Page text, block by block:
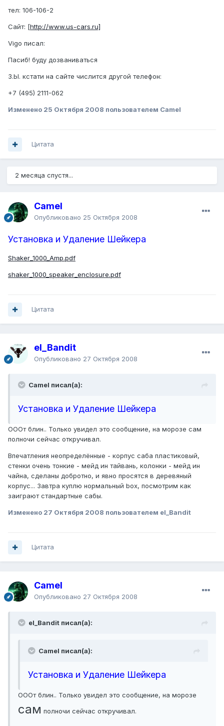
тел: 106-106-2
Сайт: [http://www.us-cars.ru]
Vigo писал:
Пасиб! буду дозваниваться
З.Ы. кстати на сайте числится другой телефон:
+7 (495) 2111-062
Изменено 25 Октября 2008 пользователем Camel
Цитата
2 месяца спустя...
Camel
Опубликовано 25 Октября 2008
Установка и Удаление Шейкера
Shaker_1000_Amp.pdf
shaker_1000_speaker_enclosure.pdf
Цитата
el_Bandit
Опубликовано 27 Октября 2008
Camel писал(а):
Установка и Удаление Шейкера
ОООт блин.. Только увидел это сообщение, на морозе сам
полночи сейчас откручивал.
Впечатления неопределённые - корпус саба пластиковый,
стенки очень тонкие - мейд ин тайвань, колонки - мейд ин
чайна, сделаны добротно, и явно просятся в деревяный
корпус... Завтра куплю нормальный box, посмотрим как
заиграют стандартные сабы.
Изменено 27 Октября 2008 пользователем el_Bandit
Цитата
Camel
Опубликовано 27 Октября 2008
el_Bandit писал(а):
Camel писал(а):
Установка и Удаление Шейкера
ОООт блин.. Только увидел это сообщение, на морозе
сам полночи сейчас откручивал.